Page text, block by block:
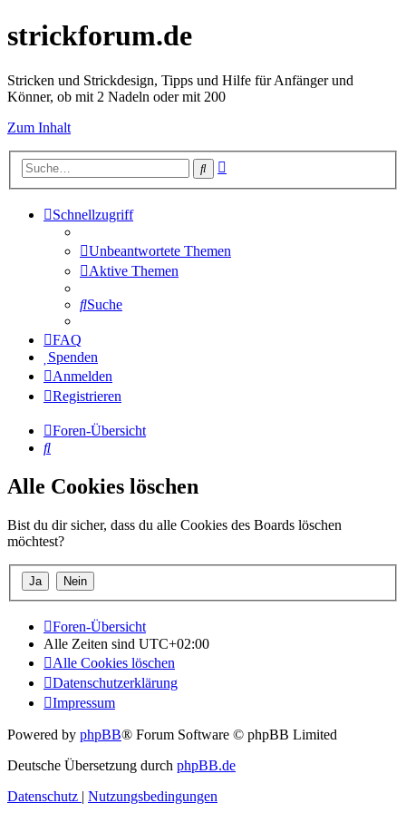
strickforum.de
Stricken und Strickdesign, Tipps und Hilfe für Anfänger und
Könner, ob mit 2 Nadeln oder mit 200
Zum Inhalt
Suche
Schnellzugriff
Unbeantwortete Themen
Aktive Themen
Suche
FAQ
Spenden
Anmelden
Registrieren
Foren-Übersicht
Suche
Alle Cookies löschen
Bist du dir sicher, dass du alle Cookies des Boards löschen
möchtest?
Foren-Übersicht
Alle Zeiten sind UTC+02:00
Alle Cookies löschen
Datenschutzerklärung
Impressum
Powered by phpBB® Forum Software © phpBB Limited
Deutsche Übersetzung durch phpBB.de
Datenschutz | Nutzungsbedingungen